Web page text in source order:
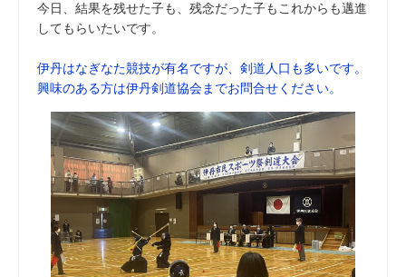
今日、結果を残せた子も、残念だった子もこれからも邁進
してもらいたいです。
伊丹はなぎなた競技が有名ですが、剣道人口も多いです。
興味のある方は伊丹剣道協会までお問合せください。